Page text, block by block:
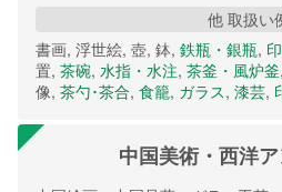
他 取扱い
書画, 浮世絵, 壺, 鉢, 鉄瓶・銀瓶,
置, 茶碗, 水指・水注, 茶釜・風炉釜,
像, 茶勺･茶合, 食籠, ガラス, 漆芸,
中国美術・西洋